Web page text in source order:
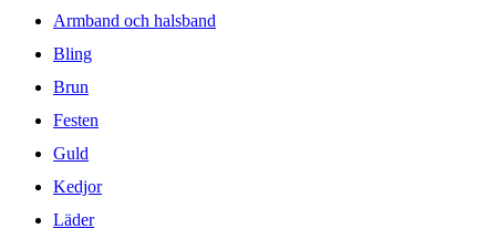
Armband och halsband
Bling
Brun
Festen
Guld
Kedjor
Läder